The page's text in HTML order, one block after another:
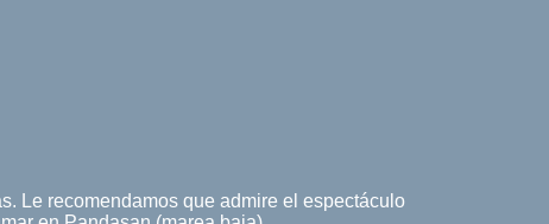
Le recomendamos que admire el espectáculo